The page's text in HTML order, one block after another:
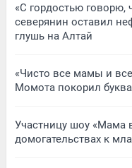
«С гордостью говорю,
северянин оставил
глушь на Алтай
«Чисто все мамы и
Момота покорил
Участницу шоу «Мама
домогательствах к